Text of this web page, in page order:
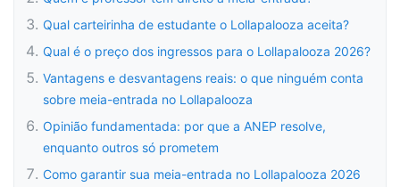
Qual carteirinha de estudante o Lollapalooza aceita?
Qual é o preço dos ingressos para o Lollapalooza 2026?
Vantagens e desvantagens reais: o que ninguém conta
sobre meia-entrada no Lollapalooza
Opinião fundamentada: por que a ANEP resolve,
enquanto outros só prometem
Como garantir sua meia-entrada no Lollapalooza 2026